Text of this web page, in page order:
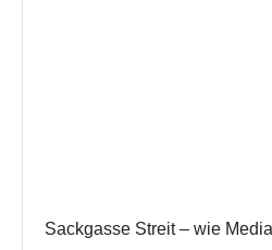
Sackgasse Streit – wie